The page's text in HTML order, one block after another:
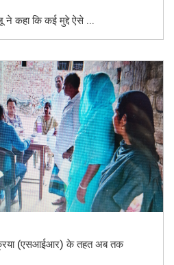
ने कहा कि कई मुद्दे ऐसे ...
(एसआईआर) के तहत अब तक